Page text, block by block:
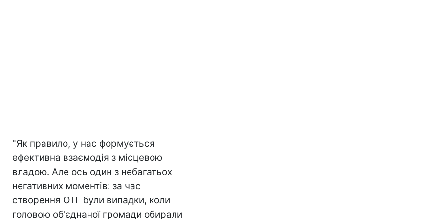
"Як правило, у нас формується
ефективна взаємодія з місцевою
владою. Але ось один з небагатьох
негативних моментів: за час
створення ОТГ були випадки, коли
головою об'єднаної громади обирали